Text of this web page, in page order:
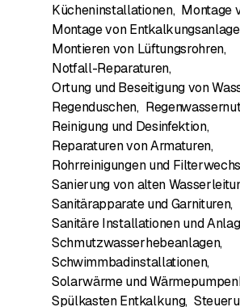
Kücheninstallationen, Montage
Montage von
Montieren von Lüftungsrohren,
Notfall-Reparaturen,
Ortung und Beseitigung von
Regenduschen,
Reinigung und Desinfektion,
Reparaturen von Armaturen,
Rohrreinigungen und
Sanierung von alten
Sanitärapparate und Garnituren,
Sanitäre Installationen und
Schmutzwasserhebeanlagen,
Schwimmbadinstallationen,
Solarwärme und
Spülkasten Entkalkung,